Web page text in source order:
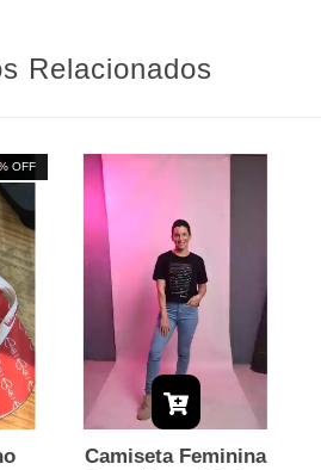
Relacionados
OFF
Camiseta Feminina